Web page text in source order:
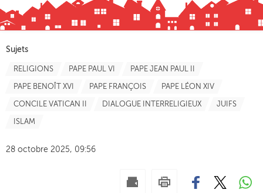
Sujets
RELIGIONS PAPE PAUL VI PAPE JEAN PAUL II
PAPE BENOÎT XVI PAPE FRANÇOIS PAPE LÉON XIV
CONCILE VATICAN II DIALOGUE INTERRELIGIEUX JUIFS
ISLAM
28 octobre 2025, 09:56